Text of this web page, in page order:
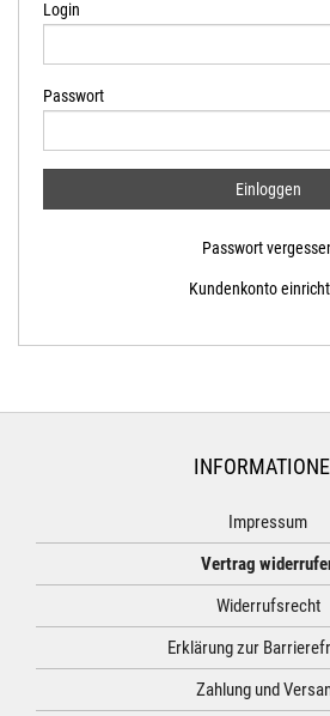
Login
Passwort
Passwort
Kundenkonto
Impressum
Vertrag
Widerrufsrecht
Erklärung zur
Zahlung und